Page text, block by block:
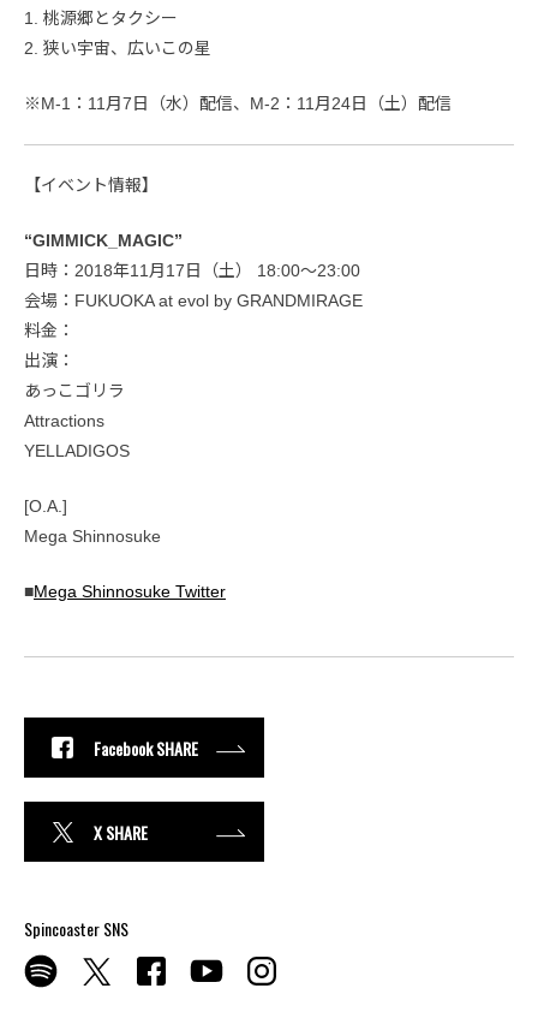
1. 桃源郷とタクシー
2. 狭い宇宙、広いこの星
※M-1：11月7日（水）配信、M-2：11月24日（土）配信
【イベント情報】
“GIMMICK_MAGIC”
日時：2018年11月17日（土） 18:00〜23:00
会場：FUKUOKA at evol by GRANDMIRAGE
料金：
出演：
あっこゴリラ
Attractions
YELLADIGOS
[O.A.]
Mega Shinnosuke
■Mega Shinnosuke Twitter
Facebook SHARE
X SHARE
Spincoaster SNS